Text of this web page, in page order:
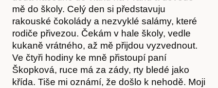
mě do školy. Celý den si představuju
rakouské čokolády a nezvyklé salámy, které
rodiče přivezou. Čekám v hale školy, vedle
kukaně vrátného, až mě přijdou vyzvednout.
Ve čtyři hodiny ke mně přistoupí paní
Škopková, ruce má za zády, rty bledé jako
křída. Tiše mi oznámí, že došlo k nehodě. Moji